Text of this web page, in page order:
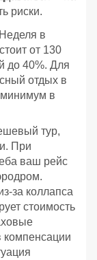
риски.
Неделя в
от 130
до 40%. Для
отдых в
минимум в
тур,
При
ваш рейс
за коллапса
стоимость
компенсации